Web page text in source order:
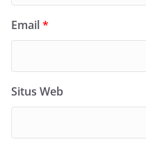
Email*
Situs Web